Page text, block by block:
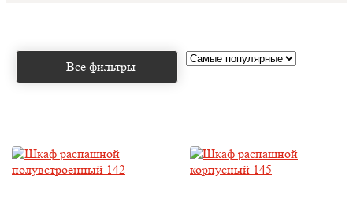
Все фильтры